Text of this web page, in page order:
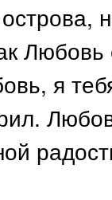
Любовь
я